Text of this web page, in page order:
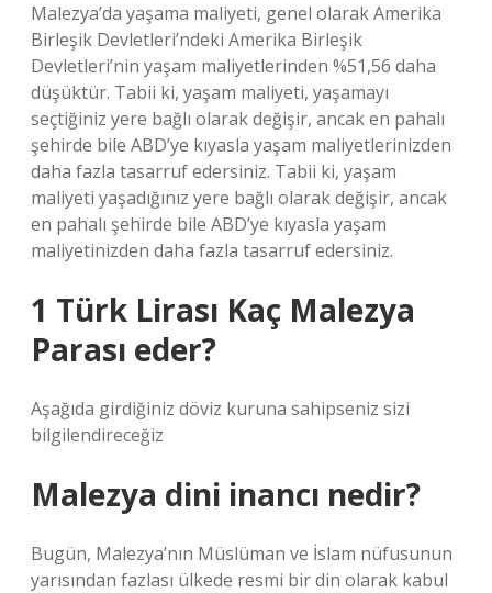
Malezya’da yaşama maliyeti, genel olarak Amerika
Birleşik Devletleri’ndeki Amerika Birleşik
Devletleri’nin yaşam maliyetlerinden %51,56 daha
düşüktür. Tabii ki, yaşam maliyeti, yaşamayı
seçtiğiniz yere bağlı olarak değişir, ancak en pahalı
şehirde bile ABD’ye kıyasla yaşam maliyetlerinizden
daha fazla tasarruf edersiniz. Tabii ki, yaşam
maliyeti yaşadığınız yere bağlı olarak değişir, ancak
en pahalı şehirde bile ABD’ye kıyasla yaşam
maliyetinizden daha fazla tasarruf edersiniz.
1 Türk Lirası Kaç Malezya
Parası eder?
Aşağıda girdiğiniz döviz kuruna sahipseniz sizi
bilgilendireceğiz
Malezya dini inancı nedir?
Bugün, Malezya’nın Müslüman ve İslam nüfusunun
yarısından fazlası ülkede resmi bir din olarak kabul